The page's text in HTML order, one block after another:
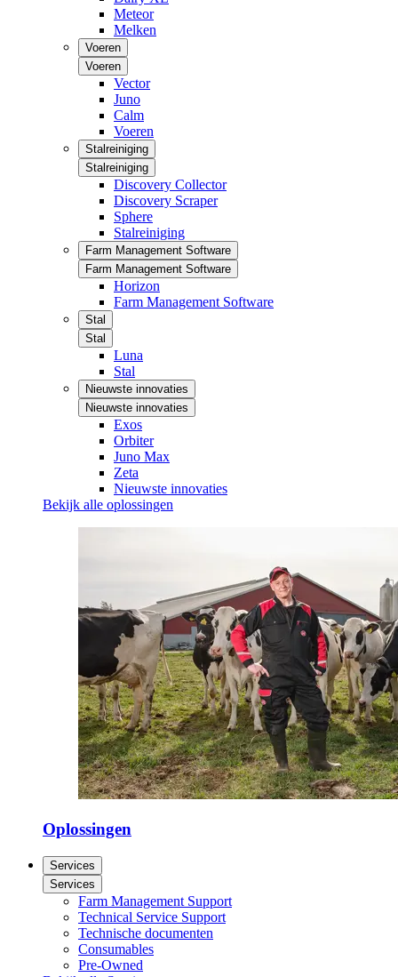
Meteor
Melken
Voeren
Voeren
Vector
Juno
Calm
Voeren
Stalreiniging
Stalreiniging
Discovery Collector
Discovery Scraper
Sphere
Stalreiniging
Farm Management Software
Farm Management Software
Horizon
Farm Management Software
Stal
Stal
Luna
Stal
Nieuwste innovaties
Nieuwste innovaties
Exos
Orbiter
Juno Max
Zeta
Nieuwste innovaties
Bekijk alle oplossingen
Oplossingen
Services
Services
Farm Management Support
Technical Service Support
Technische documenten
Consumables
Pre-Owned